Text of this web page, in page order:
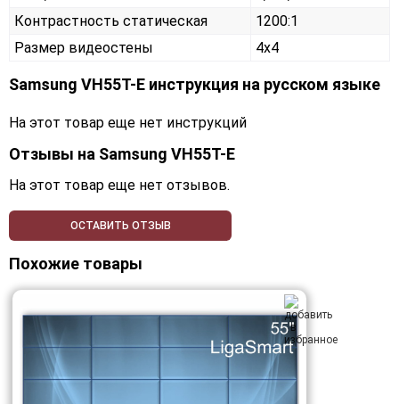
Контрастность статическая
1200:1
Размер видеостены
4x4
Samsung VH55T-E инструкция на русском языке
На этот товар еще нет инструкций
Отзывы на Samsung VH55T-E
На этот товар еще нет отзывов.
ОСТАВИТЬ ОТЗЫВ
Похожие товары